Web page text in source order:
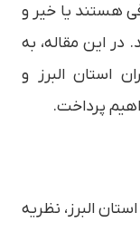
هستند یا خیر و
این مقاله، به
استان البرز و
پرداخت.
استان البرز، نظریه